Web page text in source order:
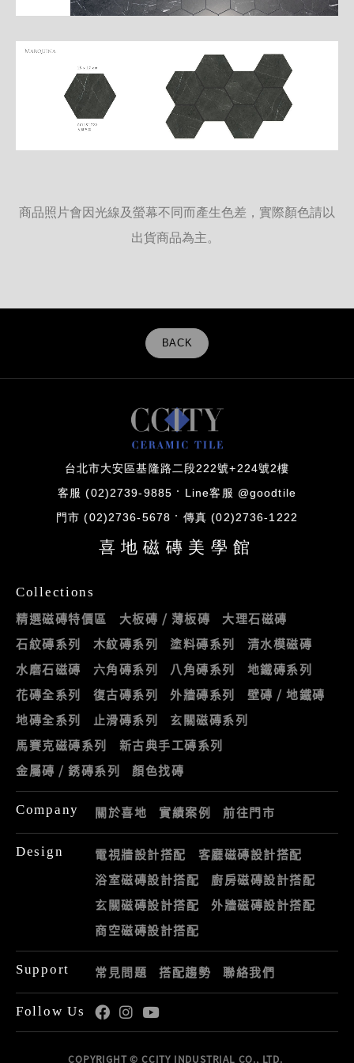
商品照片會因光線及螢幕不同而產生色差，實際顏色請以
出貨商品為主。
BACK
台北市大安區基隆路二段222號+224號2樓
客服 (02)2739-9885 Line客服 @goodtile
門市 (02)2736-5678 傳真 (02)2736-1222
喜地磁磚美學館
Collections
精選磁磚特價區 大板磚 / 薄板磚
大理石磁磚
石紋磚系列
木紋磚系列 塗料磚系列
清水模磁磚
水磨石磁磚
六角磚系列 八角磚系列
地鐵磚系列
花磚全系列
復古磚系列 外牆磚系列
壁磚 / 地鐵磚
地磚全系列
止滑磚系列
玄關磁磚系列
馬賽克磁磚系列
新古典手工磚系列
金屬磚 / 銹磚系列
顏色找磚
Company 關於喜地 實績案例 前往門市
Design 電視牆設計搭配
客廳磁磚設計搭配
浴室磁磚設計搭配
廚房磁磚設計搭配
玄關磁磚設計搭配
外牆磁磚設計搭配
商空磁磚設計搭配
Support 常見問題 搭配趨勢 聯絡我們
Follow Us
COPYRIGHT © CCITY INDUSTRIAL CO., LTD.